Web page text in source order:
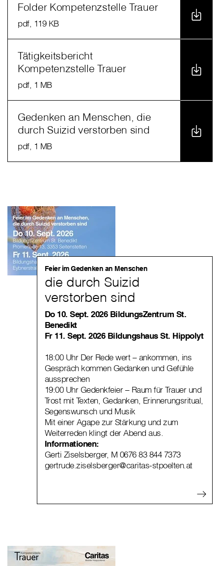
Folder Kompetenzstelle Trauer
pdf, 119 KB
Tätigkeitsbericht
Kompetenzstelle Trauer
pdf, 1 MB
Gedenken an Menschen, die
durch Suizid verstorben sind
pdf, 1 MB
Feier im Gedenken an Menschen
die durch Suizid
verstorben sind
Do 10. Sept. 2026 BildungsZentrum St.
Benedikt
Fr 11. Sept. 2026 Bildungshaus St. Hippolyt
18:00 Uhr Der Rede wert – ankommen, ins
Gespräch kommen Gedanken und Gefühle
aussprechen
19:00 Uhr Gedenkfeier – Raum für Trauer und
Trost mit Texten, Gedanken, Erinnerungsritual,
Segenswunsch und Musik
Mit einer Agape zur Stärkung und zum
Weiterreden klingt der Abend aus.
Informationen:
Gerti Ziselsberger, M 0676 83 844 7373
gertrude.ziselsberger@caritas-stpoelten.at